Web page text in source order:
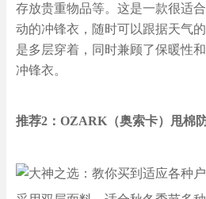
存放贵重物品等。这是一款很适
动的冲锋衣，随时可以跟据天气
是多层穿着，同时兼顾了保暖性
冲锋衣。
推荐2：OZARK（奥索卡）甩棉